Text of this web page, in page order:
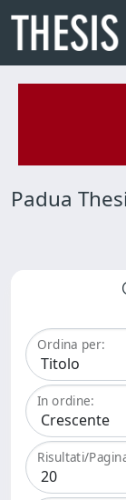
Padua
Ordina per:
In ordine:
Risultati/